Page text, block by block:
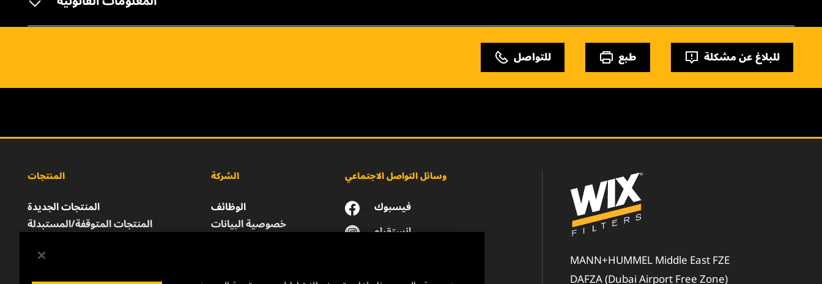
للتواصل طبع للبلاغ عن مشكلة
المنتجات
المنتجات الجديدة
المنتجات المتوقفة/المستبدلة
الشركة
الوظائف
خصوصية البيانات
وسائل التواصل الاجتماعي
فيسبوك
انستقرام
MANN+HUMMEL Middle East FZE